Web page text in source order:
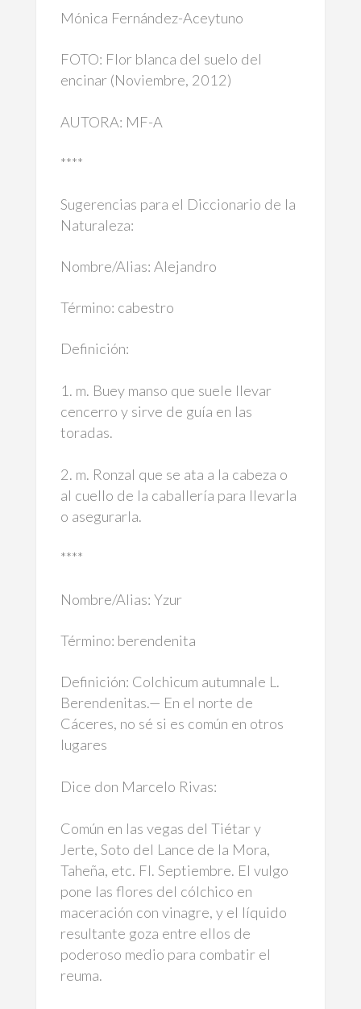
Mónica Fernández-Aceytuno
FOTO: Flor blanca del suelo del
encinar (Noviembre, 2012)
AUTORA: MF-A
****
Sugerencias para el Diccionario de la
Naturaleza:
Nombre/Alias: Alejandro
Término: cabestro
Definición:
1. m. Buey manso que suele llevar
cencerro y sirve de guía en las
toradas.
2. m. Ronzal que se ata a la cabeza o
al cuello de la caballería para llevarla
o asegurarla.
****
Nombre/Alias: Yzur
Término: berendenita
Definición: Colchicum autumnale L.
Berendenitas.— En el norte de
Cáceres, no sé si es común en otros
lugares
Dice don Marcelo Rivas:
Común en las vegas del Tiétar y
Jerte, Soto del Lance de la Mora,
Taheña, etc. Fl. Septiembre. El vulgo
pone las flores del cólchico en
maceración con vinagre, y el líquido
resultante goza entre ellos de
poderoso medio para combatir el
reuma.